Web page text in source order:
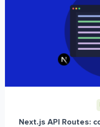
Next.js API Routes: